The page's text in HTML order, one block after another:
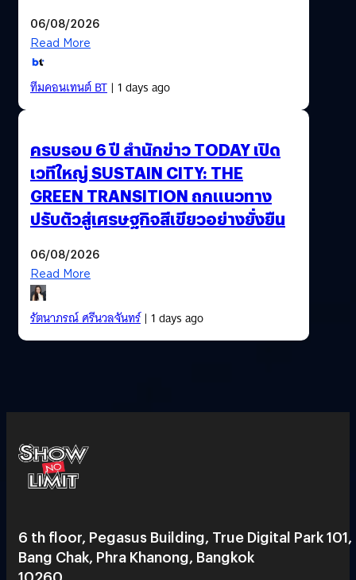
06/08/2026
Read More
ทีมคอนเทนต์ BT| 1 days ago
ครบรอบ 6 ปี สำนักข่าว TODAY เปิด
เวทีใหญ่ SUSTAIN CITY: THE
GREEN TRANSITION ถกแนวทาง
ปรับตัวสู่เศรษฐกิจสีเขียวอย่างยั่งยืน
06/08/2026
Read More
รัตนาภรณ์ ศรีนวลจันทร์| 1 days ago
6 th floor, Pegasus Building, True Digital Park 101,
Bang Chak, Phra Khanong, Bangkok